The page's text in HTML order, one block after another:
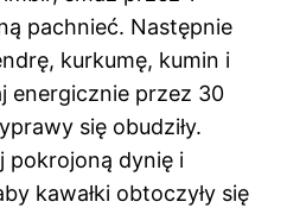
pachnieć. Następnie
kurkumę, kumin i
energicznie przez 30
się obudziły.
pokrojoną dynię i
kawałki obtoczyły się